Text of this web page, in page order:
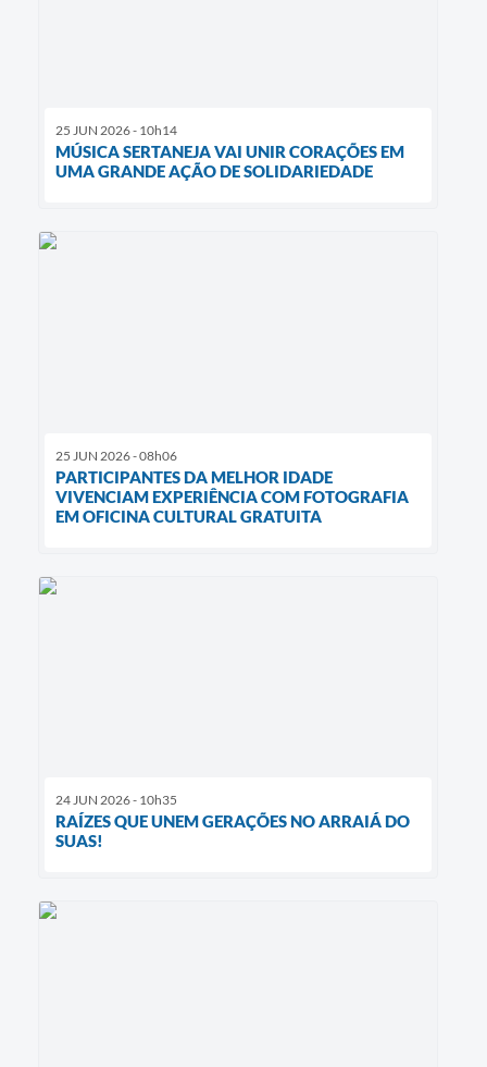
25 JUN 2026 - 10h14
MÚSICA SERTANEJA VAI UNIR CORAÇÕES EM
UMA GRANDE AÇÃO DE SOLIDARIEDADE
25 JUN 2026 - 08h06
PARTICIPANTES DA MELHOR IDADE
VIVENCIAM EXPERIÊNCIA COM FOTOGRAFIA
EM OFICINA CULTURAL GRATUITA
24 JUN 2026 - 10h35
RAÍZES QUE UNEM GERAÇÕES NO ARRAIÁ DO
SUAS!